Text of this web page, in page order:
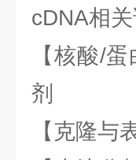
cDNA相关
【核酸/
剂
【克隆与